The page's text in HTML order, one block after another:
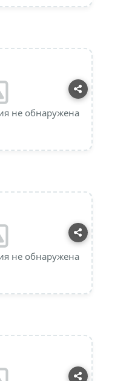
не обнаружена
не обнаружена